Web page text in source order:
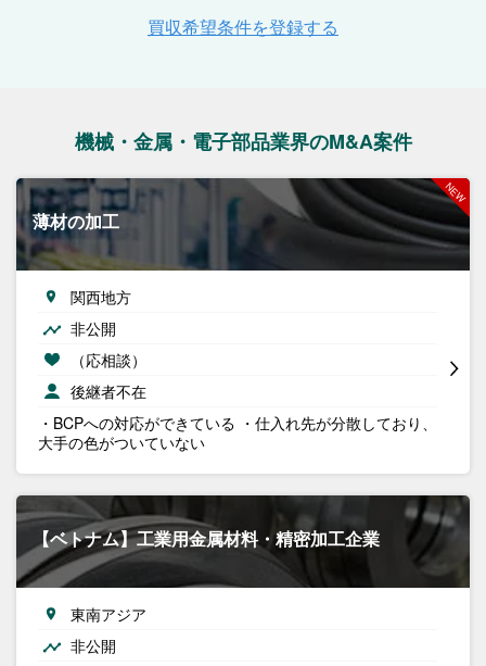
機械・金属・電子部品業界のM&A案件
薄材の加工
関西地方
非公開
（応相談）
後継者不在
・BCPへの対応ができている ・仕入れ先が分散しており、
大手の色がついていない
【ベトナム】工業用金属材料・精密加工企業
東南アジア
非公開